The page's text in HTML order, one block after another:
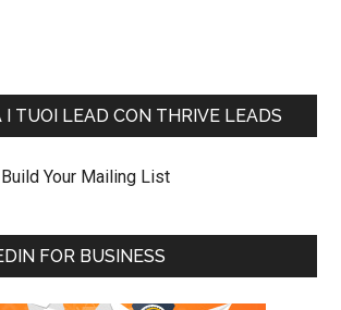
I TUOI LEAD CON THRIVE LEADS
FOR BUSINESS